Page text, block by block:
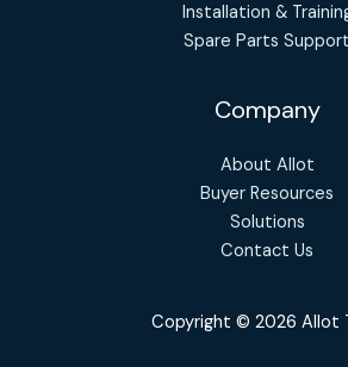
Installation &
Spare Parts Support
Company
About Allot
Buyer Resources
Solutions
Contact Us
Copyright © 2026 Allot